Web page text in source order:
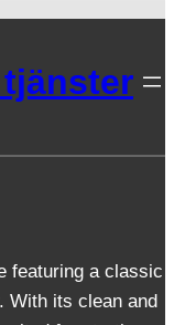
featuring a classic
With its clean and